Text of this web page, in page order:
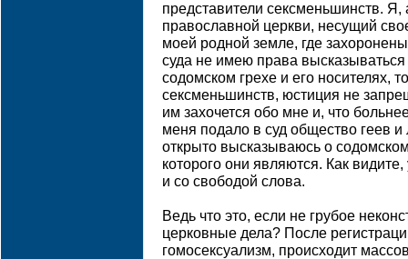
представители сексменьшинств. Я,
православной церкви, несущий
моей родной земле, где
суда не имею права
содомском грехе и его носителях,
сексменьшинств, юстиция не
им захочется обо мне и, что
меня подало в суд общество геев и
открыто высказываюсь о
которого они являются. Как
и со свободой слова.
Ведь что это, если не грубое
церковные дела? После
гомосексуализм, происходит